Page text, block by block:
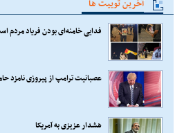
آخرین توییت ها
فدایی خامنه‌ای بودن فریاد مردم
عصبانیت ترامپ از پیروزی نامزد
هشدار عزیزی به آمریکا